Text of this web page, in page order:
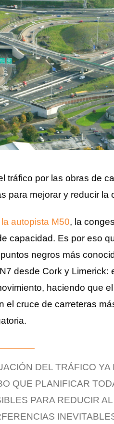
tráfico por las obras de
para mejorar y reducir
la autopista M50, la
capacidad. Es por eso
negros más
desde Cork y
haciendo que
el cruce de carreteras
DEL TRÁFICO YA
QUE PLANIFICAR
PARA REDUCIR AL